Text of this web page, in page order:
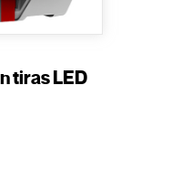
tiras LED